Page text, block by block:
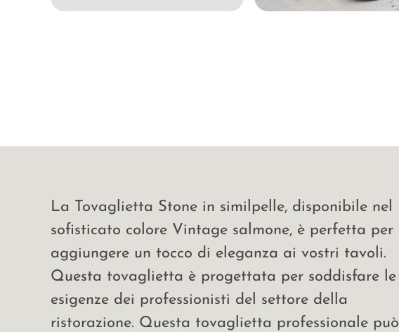
La Tovaglietta Stone in similpelle, disponibile nel
sofisticato colore Vintage salmone, è perfetta per
aggiungere un tocco di eleganza ai vostri tavoli.
Questa tovaglietta è progettata per soddisfare le
esigenze dei professionisti del settore della
ristorazione. Questa tovaglietta professionale può